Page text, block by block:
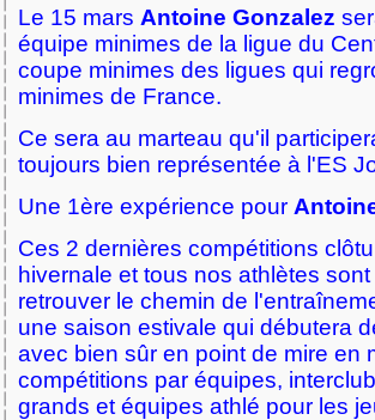
Le 15 mars Antoine Gonzalez
équipe minimes de la ligue du
coupe minimes des ligues qui
minimes de France.
Ce sera au marteau qu'il
toujours bien représentée à l'ES
Une 1ère expérience pour
Ces 2 dernières compétitions
hivernale et tous nos athlètes
retrouver le chemin de
une saison estivale qui débutera
avec bien sûr en point de mire en
compétitions par équipes,
grands et équipes athlé pour les